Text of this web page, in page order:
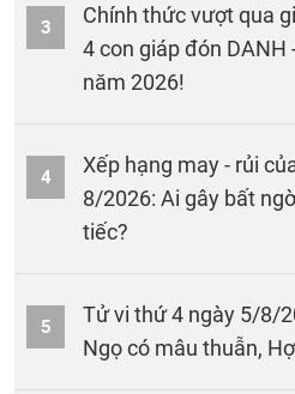
3
Chính thức vượt qua
4 con giáp đón DANH
năm 2026!
4
Xếp hạng may - rủi
8/2026: Ai gây bất
tiếc?
5
Tử vi thứ 4 ngày 5/8/
Ngọ có mâu thuẫn,